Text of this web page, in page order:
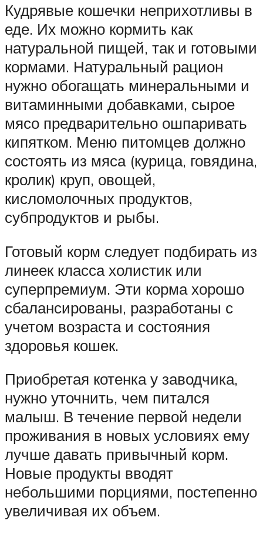
Кудрявые кошечки неприхотливы в
еде. Их можно кормить как
натуральной пищей, так и готовыми
кормами. Натуральный рацион
нужно обогащать минеральными и
витаминными добавками, сырое
мясо предварительно ошпаривать
кипятком. Меню питомцев должно
состоять из мяса (курица, говядина,
кролик) круп, овощей,
кисломолочных продуктов,
субпродуктов и рыбы.
Готовый корм следует подбирать из
линеек класса холистик или
суперпремиум. Эти корма хорошо
сбалансированы, разработаны с
учетом возраста и состояния
здоровья кошек.
Приобретая котенка у заводчика,
нужно уточнить, чем питался
малыш. В течение первой недели
проживания в новых условиях ему
лучше давать привычный корм.
Новые продукты вводят
небольшими порциями, постепенно
увеличивая их объем.